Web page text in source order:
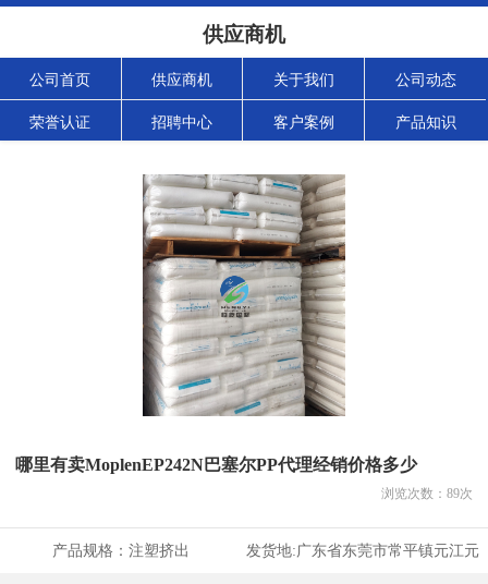
供应商机
公司首页 供应商机 关于我们 公司动态
荣誉认证 招聘中心 客户案例 产品知识
哪里有卖MoplenEP242N巴塞尔PP代理经销价格多少
浏览次数： 89次
产品规格： 注塑挤出 发货地:广东省东莞市常平镇元江元